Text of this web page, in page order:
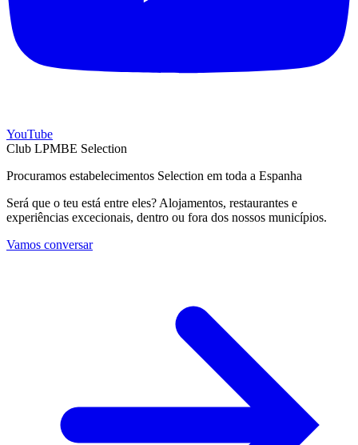
YouTube
Club LPMBE Selection
Procuramos estabelecimentos Selection em toda a Espanha
Será que o teu está entre eles? Alojamentos, restaurantes e
experiências excecionais, dentro ou fora dos nossos municípios.
Vamos conversar